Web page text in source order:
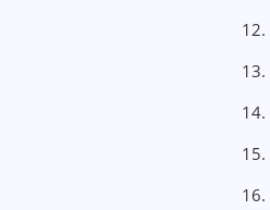
12.
13.
14.
15.
16.